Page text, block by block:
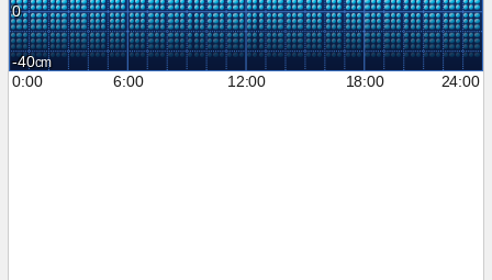
0
-40
0:00
6:00 12:00 18:00 24:00